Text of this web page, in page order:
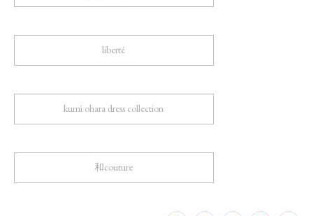
liberté
kumi ohara dress collection
和couture